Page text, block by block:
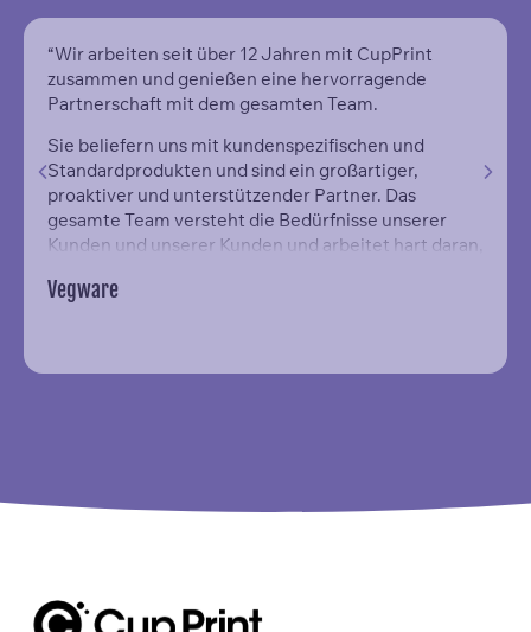
“Wir arbeiten seit über 12 Jahren mit CupPrint
zusammen und genießen eine hervorragende
Partnerschaft mit dem gesamten Team.
Sie beliefern uns mit kundenspezifischen und
Standardprodukten und sind ein großartiger,
proaktiver und unterstützender Partner. Das
gesamte Team versteht die Bedürfnisse unserer
Kunden und unserer Kunden und arbeitet hart daran,
Vegware